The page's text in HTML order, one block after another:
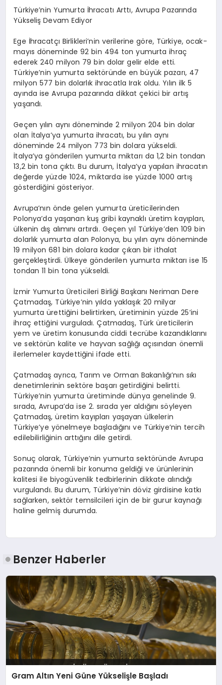
Türkiye’nin Yumurta İhracatı Arttı, Avrupa Pazarında
Yükseliş Devam Ediyor
Ege İhracatçı Birlikleri’nin verilerine göre, Türkiye, ocak-
mayıs döneminde 92 bin 494 ton yumurta ihraç
ederek 240 milyon 79 bin dolar gelir elde etti.
Türkiye’nin yumurta sektöründe en büyük pazarı, 47
milyon 577 bin dolarlık ihracatla Irak oldu. Yılın ilk 5
ayında ise Avrupa pazarında dikkat çekici bir artış
yaşandı.
Geçen yılın aynı döneminde 2 milyon 204 bin dolar
olan İtalya’ya yumurta ihracatı, bu yılın aynı
döneminde 24 milyon 773 bin dolara yükseldi.
İtalya’ya gönderilen yumurta miktarı da 1,2 bin tondan
13,2 bin tona çıktı. Bu durum, İtalya’ya yapılan ihracatın
değerde yüzde 1024, miktarda ise yüzde 1000 artış
gösterdiğini gösteriyor.
Avrupa’nın önde gelen yumurta üreticilerinden
Polonya’da yaşanan kuş gribi kaynaklı üretim kayıpları,
ülkenin dış alımını artırdı. Geçen yıl Türkiye’den 109 bin
dolarlık yumurta alan Polonya, bu yılın aynı döneminde
19 milyon 681 bin dolara kadar çıkan bir ithalat
gerçekleştirdi. Ülkeye gönderilen yumurta miktarı ise 15
tondan 11 bin tona yükseldi.
İzmir Yumurta Üreticileri Birliği Başkanı Neriman Dere
Çatmadaş, Türkiye’nin yılda yaklaşık 20 milyar
yumurta ürettiğini belirtirken, üretiminin yüzde 25’ini
ihraç ettiğini vurguladı. Çatmadaş, Türk üreticilerin
yem ve üretim konusunda ciddi tecrübe kazandıklarını
ve sektörün kalite ve hayvan sağlığı açısından önemli
ilerlemeler kaydettiğini ifade etti.
Çatmadaş ayrıca, Tarım ve Orman Bakanlığı’nın sıkı
denetimlerinin sektöre başarı getirdiğini belirtti.
Türkiye’nin yumurta üretiminde dünya genelinde 9.
sırada, Avrupa’da ise 2. sırada yer aldığını söyleyen
Çatmadaş, üretim kayıpları yaşayan ülkelerin
Türkiye’ye yönelmeye başladığını ve Türkiye’nin tercih
edilebilirliğinin arttığını dile getirdi.
Sonuç olarak, Türkiye’nin yumurta sektöründe Avrupa
pazarında önemli bir konuma geldiği ve ürünlerinin
kalitesi ile biyogüvenlik tedbirlerinin dikkate alındığı
vurgulandı. Bu durum, Türkiye’nin döviz girdisine katkı
sağlarken, sektör temsilcileri için de bir gurur kaynağı
haline gelmiş durumda.
Benzer Haberler
Gram Altın Yeni Güne Yükselişle Başladı